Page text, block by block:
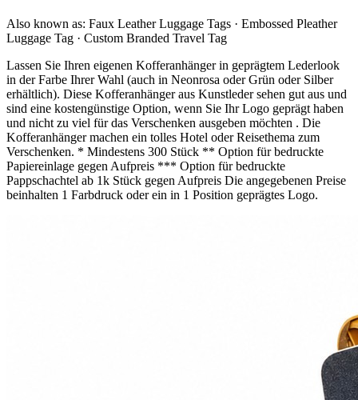
Also known as: Faux Leather Luggage Tags · Embossed Pleather
Luggage Tag · Custom Branded Travel Tag
Lassen Sie Ihren eigenen Kofferanhänger in geprägtem Lederlook
in der Farbe Ihrer Wahl (auch in Neonrosa oder Grün oder Silber
erhältlich). Diese Kofferanhänger aus Kunstleder sehen gut aus und
sind eine kostengünstige Option, wenn Sie Ihr Logo geprägt haben
und nicht zu viel für das Verschenken ausgeben möchten . Die
Kofferanhänger machen ein tolles Hotel oder Reisethema zum
Verschenken. * Mindestens 300 Stück ** Option für bedruckte
Papiereinlage gegen Aufpreis *** Option für bedruckte
Pappschachtel ab 1k Stück gegen Aufpreis Die angegebenen Preise
beinhalten 1 Farbdruck oder ein in 1 Position geprägtes Logo.